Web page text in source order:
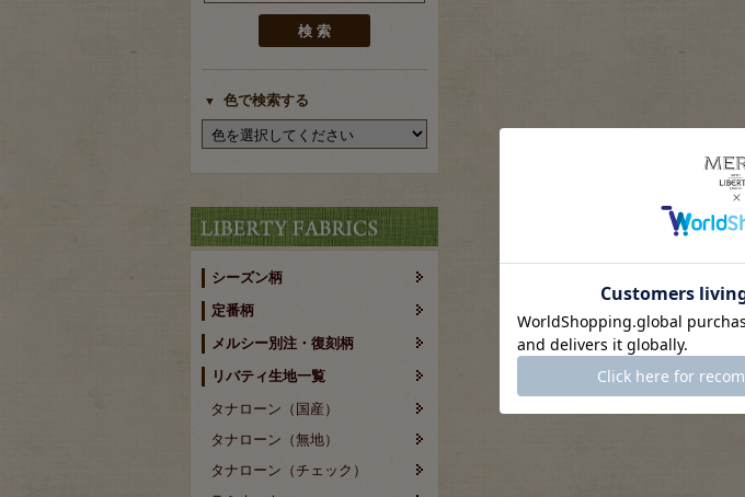
色で検索する
シーズン柄
定番柄
メルシー別注・復刻柄
リバティ生地一覧
タナローン（国産）
タナローン（無地）
タナローン（チェック）